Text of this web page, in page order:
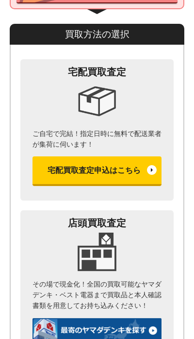
買取方法の選択
宅配買取査定
ご自宅で完結！指定日時に無料で配送業者
が集荷に伺います！
宅配買取査定申込はこちら
店頭買取査定
その場で現金化！全国の買取可能なヤマダ
デンキ・ベスト電器まで買取品と本人確認
書類を用意してお持ち込みください！